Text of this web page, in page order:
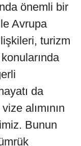
önemli bir
Avrupa
turizm
da
alımının
Bunun